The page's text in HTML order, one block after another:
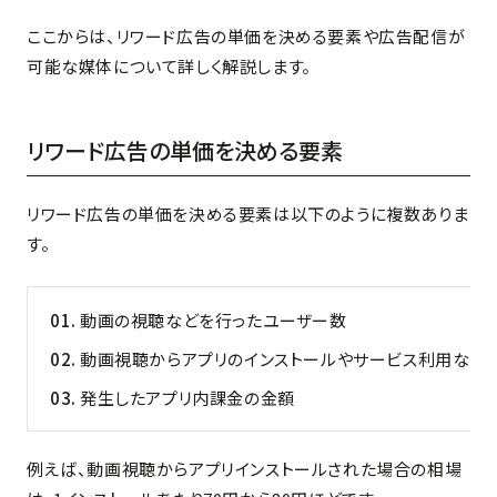
ここからは、リワード広告の単価を決める要素や広告配信が
可能な媒体について詳しく解説します。
リワード広告の単価を決める要素
リワード広告の単価を決める要素は以下のように複数ありま
す。
動画の視聴などを行ったユーザー数
動画視聴からアプリのインストールやサービス利用など
発生したアプリ内課金の金額
例えば、動画視聴からアプリインストールされた場合の相場